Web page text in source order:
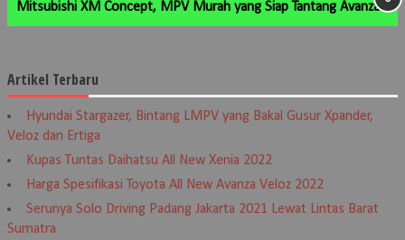
Mitsubishi XM Concept, MPV Murah yang Siap Tantang Avanza
Artikel Terbaru
Hyundai Stargazer, Bintang LMPV yang Bakal Gusur Xpander,
Veloz dan Ertiga
Kupas Tuntas Daihatsu All New Xenia 2022
Harga Spesifikasi Toyota All New Avanza Veloz 2022
Serunya Solo Driving Padang Jakarta 2021 Lewat Lintas Barat
Sumatra